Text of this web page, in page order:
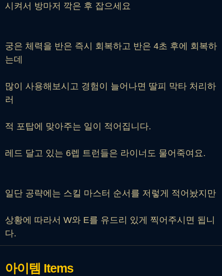
시켜서 방마저 깍은 후 잡으세요
궁은 체력을 반은 즉시 회복하고 반은 4초 후에 회복하
는데
많이 사용해보시고 경험이 늘어나면 딸피 막타 처리하
러
적 포탑에 맞아주는 일이 적어집니다.
레드 달고 있는 6렙 트런들은 라이너도 물어죽여요.
일단 공략에는 스킬 마스터 순서를 저렇게 적어놨지만
상황에 따라서 W와 E를 유드리 있게 찍어주시면 됩니
다.
아이템 Items